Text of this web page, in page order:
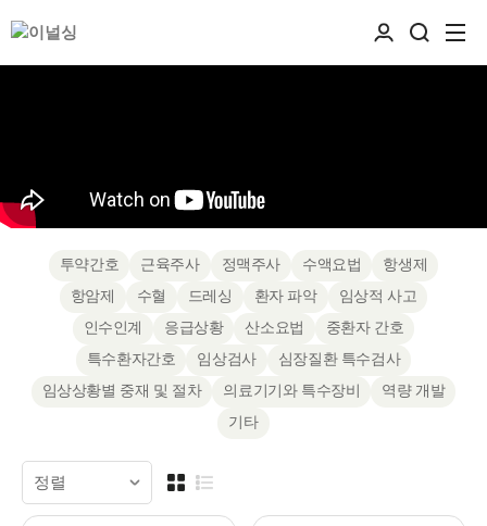
투약간호 근육주사 정맥주사 수액요법
항생제
항암제
수혈 드레싱 환자 파악
임상적 사고
인수인계
응급상황 산소요법
중환자 간호
특수환자간호
임상검사
심장질환 특수검사
임상상황별 중재 및 절차
의료기기와 특수장비
역량 개발
기타